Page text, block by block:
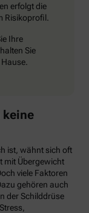
erfolgt die
Risikoprofil.
Ihre
Sie
keine
ist, wähnt sich oft
mit Übergewicht
viele Faktoren
gehören auch
der Schilddrüse